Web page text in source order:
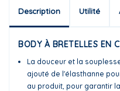
Description Utilité
BODY À BRETELLES EN
La douceur et la
ajouté de l'élasthanne
au produit, pour garantir